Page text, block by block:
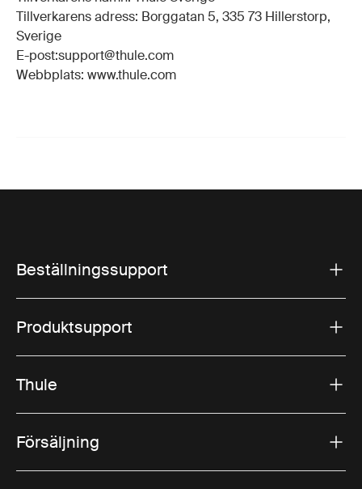
Tillverkarens adress: Borggatan 5, 335 73 Hillerstorp,
Sverige
E-post:support@thule.com
Webbplats: www.thule.com
Beställningssupport
Produktsupport
Thule
Försäljning